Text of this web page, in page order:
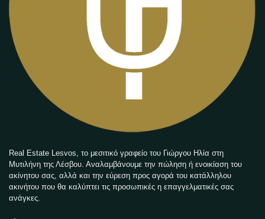
Real Estate Lesvos, το μεσιτικό γραφείο του Γιώργου Ηλία στη
Μυτιλήνη της Λέσβου. Αναλαμβάνουμε την πώληση ή ενοικίαση του
ακίνητου σας, αλλά και την εύρεση προς αγορά του κατάλληλου
ακινήτου που θα καλύπτει τις προσωπικές η επαγγελματικές σας
ανάγκες.